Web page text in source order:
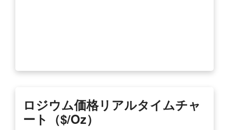
ロジウム価格リアルタイムチャ
ート（$/oz）